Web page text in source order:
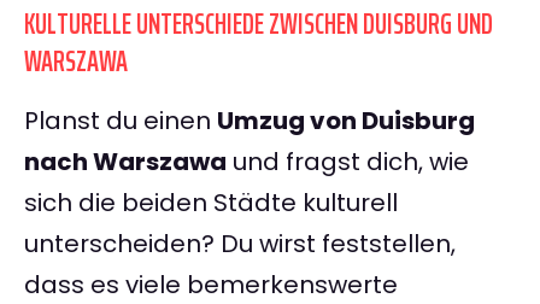
KULTURELLE UNTERSCHIEDE ZWISCHEN DUISBURG UND
WARSZAWA
Planst du einen Umzug von Duisburg
nach Warszawa und fragst dich, wie
sich die beiden Städte kulturell
unterscheiden? Du wirst feststellen,
dass es viele bemerkenswerte